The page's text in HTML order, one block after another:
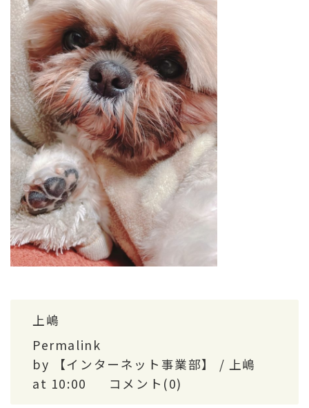
上嶋
Permalink
by 【インターネット事業部】 / 上嶋
at 10:00
コメント(0)